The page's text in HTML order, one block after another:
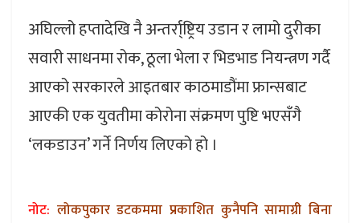
अघिल्लो हप्तादेखि नै अन्तर्रा्ष्ट्रिय उडान र लामो दुरीका
सवारी साधनमा रोक, ठूला भेला र भिडभाड नियन्त्रण गर्दै
आएको सरकारले आइतबार काठमाडौंमा फ्रान्सबाट
आएकी एक युवतीमा कोरोना संक्रमण पुष्टि भएसँगै
‘लकडाउन’ गर्ने निर्णय लिएको हो ।
नोट: लोकपुकार डटकममा प्रकाशित कुनैपनि सामाग्री बिना